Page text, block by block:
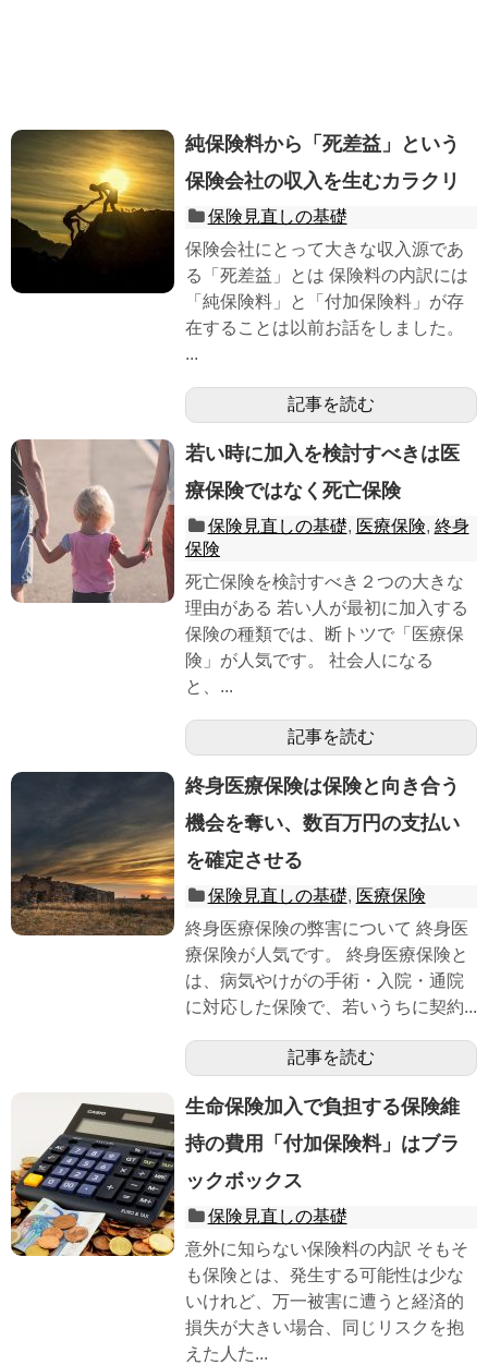
純保険料から「死差益」という
保険会社の収入を生むカラクリ
保険見直しの基礎
保険会社にとって大きな収入源であ
る「死差益」とは 保険料の内訳には
「純保険料」と「付加保険料」が存
在することは以前お話をしました。
...
記事を読む
若い時に加入を検討すべきは医
療保険ではなく死亡保険
保険見直しの基礎, 医療保険, 終身
保険
死亡保険を検討すべき２つの大きな
理由がある 若い人が最初に加入する
保険の種類では、断トツで「医療保
険」が人気です。 社会人になる
と、...
記事を読む
終身医療保険は保険と向き合う
機会を奪い、数百万円の支払い
を確定させる
保険見直しの基礎, 医療保険
終身医療保険の弊害について 終身医
療保険が人気です。 終身医療保険と
は、病気やけがの手術・入院・通院
に対応した保険で、若いうちに契約...
記事を読む
生命保険加入で負担する保険維
持の費用「付加保険料」はブラ
ックボックス
保険見直しの基礎
意外に知らない保険料の内訳 そもそ
も保険とは、発生する可能性は少な
いけれど、万一被害に遭うと経済的
損失が大きい場合、同じリスクを抱
えた人た...